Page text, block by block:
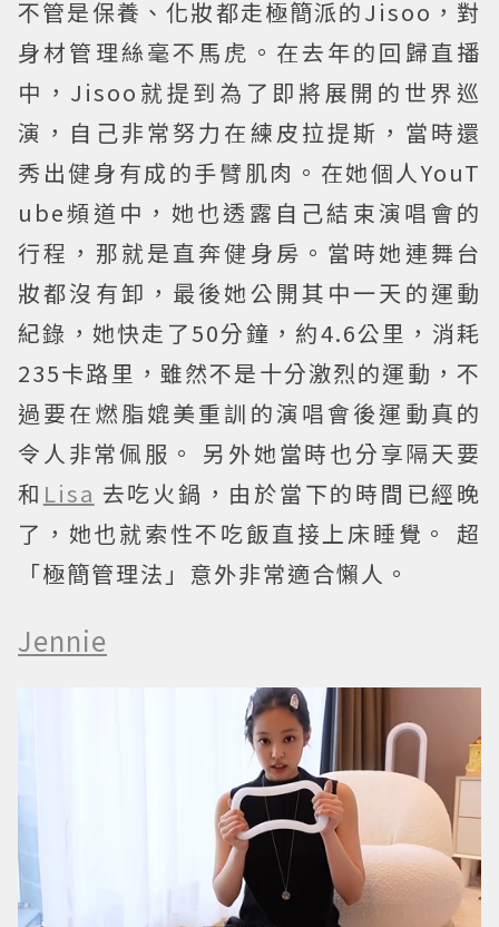
不管是保養、化妝都走極簡派的Jisoo，對
身材管理絲毫不馬虎。在去年的回歸直播
中，Jisoo就提到為了即將展開的世界巡
演，自己非常努力在練皮拉提斯，當時還
秀出健身有成的手臂肌肉。在她個人YouT
ube頻道中，她也透露自己結束演唱會的
行程，那就是直奔健身房。當時她連舞台
妝都沒有卸，最後她公開其中一天的運動
紀錄，她快走了50分鐘，約4.6公里，消耗
235卡路里，雖然不是十分激烈的運動，不
過要在燃脂媲美重訓的演唱會後運動真的
令人非常佩服。 另外她當時也分享隔天要
和 Lisa 去吃火鍋，由於當下的時間已經晚
了，她也就索性不吃飯直接上床睡覺。 超
「極簡管理法」意外非常適合懶人。
Jennie